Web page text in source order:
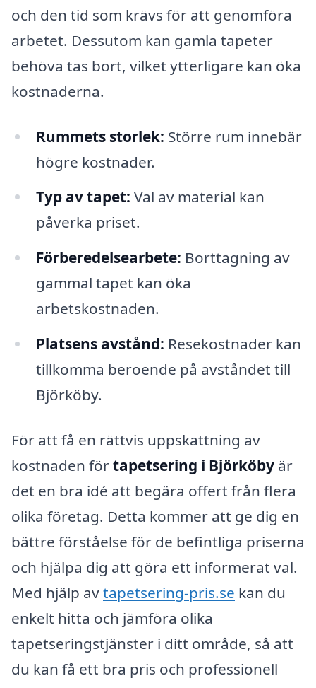
och den tid som krävs för att genomföra
arbetet. Dessutom kan gamla tapeter
behöva tas bort, vilket ytterligare kan öka
kostnaderna.
Rummets storlek: Större rum innebär
högre kostnader.
Typ av tapet: Val av material kan
påverka priset.
Förberedelsearbete: Borttagning av
gammal tapet kan öka
arbetskostnaden.
Platsens avstånd: Resekostnader kan
tillkomma beroende på avståndet till
Björköby.
För att få en rättvis uppskattning av
kostnaden förtapetsering i Björköby är
det en bra idé att begära offert från flera
olika företag. Detta kommer att ge dig en
bättre förståelse för de befintliga priserna
och hjälpa dig att göra ett informerat val.
Med hjälp avtapetsering-pris.se kan du
enkelt hitta och jämföra olika
tapetseringstjänster i ditt område, så att
du kan få ett bra pris och professionell